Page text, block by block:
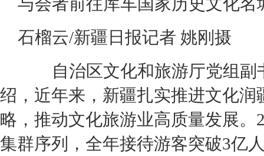
石榴云/新疆日报记者 姚刚摄
自治区文化和旅游厅党组副
绍，近年来，新疆扎实推进文化
略，推动文化旅游业高质量发展。
集群序列，全年接待游客突破3亿